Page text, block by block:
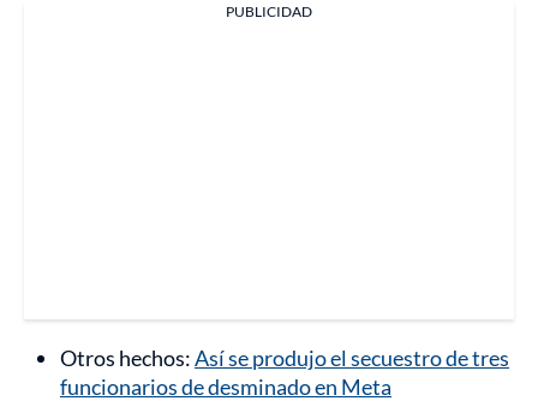
PUBLICIDAD
Otros hechos:Así se produjo el secuestro de tres
funcionarios de desminado en Meta